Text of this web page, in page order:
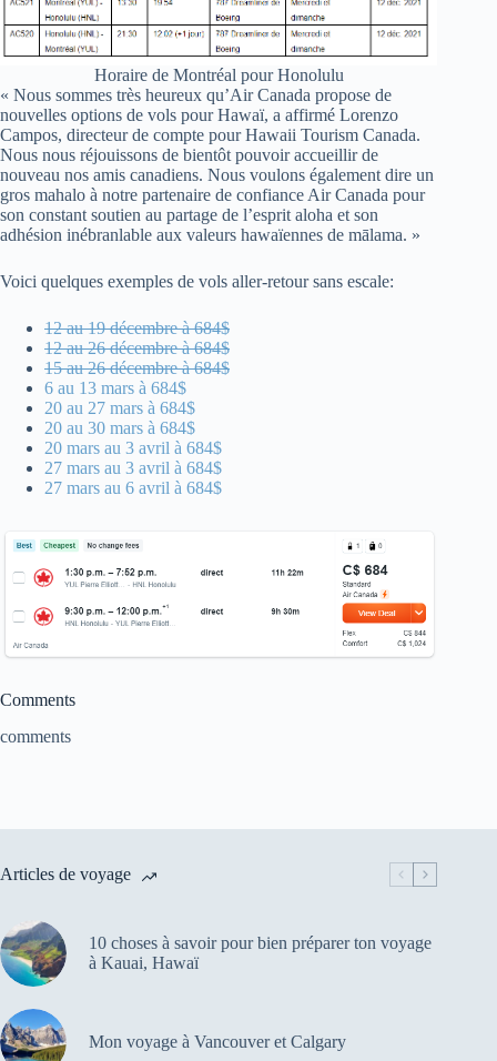
Horaire de Montréal pour Honolulu
« Nous sommes très heureux qu’Air Canada propose de
nouvelles options de vols pour Hawaï, a affirmé Lorenzo
Campos, directeur de compte pour Hawaii Tourism Canada.
Nous nous réjouissons de bientôt pouvoir accueillir de
nouveau nos amis canadiens. Nous voulons également dire un
gros mahalo à notre partenaire de confiance Air Canada pour
son constant soutien au partage de l’esprit aloha et son
adhésion inébranlable aux valeurs hawaïennes de mālama. »
Voici quelques exemples de vols aller-retour sans escale:
12 au 19 décembre à 684$
12 au 26 décembre à 684$
15 au 26 décembre à 684$
6 au 13 mars à 684$
20 au 27 mars à 684$
20 au 30 mars à 684$
20 mars au 3 avril à 684$
27 mars au 3 avril à 684$
27 mars au 6 avril à 684$
Comments
comments
Articles de voyage
10 choses à savoir pour bien préparer ton voyage
à Kauai, Hawaï
Mon voyage à Vancouver et Calgary